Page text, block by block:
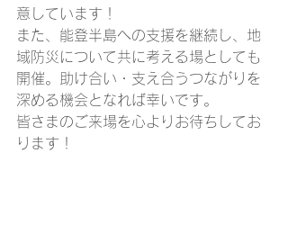
意しています！
また、能登半島への支援を継続し、地
域防災について共に考える場としても
開催。助け合い・支え合うつながりを
深める機会となれば幸いです。
皆さまのご来場を心よりお待ちしてお
ります！